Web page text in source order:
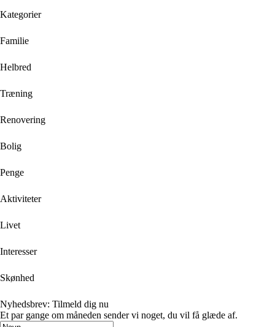
Kategorier
Familie
Helbred
Træning
Renovering
Bolig
Penge
Aktiviteter
Livet
Interesser
Skønhed
Nyhedsbrev: Tilmeld dig nu
Et par gange om måneden sender vi noget, du vil få glæde af.